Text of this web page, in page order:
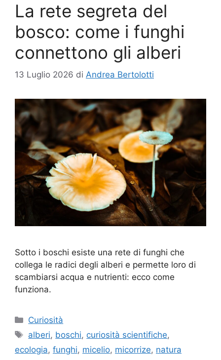
La rete segreta del
bosco: come i funghi
connettono gli alberi
13 Luglio 2026 di Andrea Bertolotti
Sotto i boschi esiste una rete di funghi che
collega le radici degli alberi e permette loro di
scambiarsi acqua e nutrienti: ecco come
funziona.
Categorie
Curiosità
Tag
alberi, boschi, curiosità scientifiche,
ecologia, funghi, micelio, micorrize, natura